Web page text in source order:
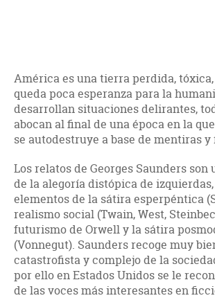
América es una tierra perdida, tóxica,
queda poca esperanza para la
desarrollan situaciones delirantes,
abocan al final de una época en la
se autodestruye a base de mentiras y
Los relatos de Georges Saunders
de la alegoría distópica de
elementos de la sátira esperpéntica
realismo social (Twain, West,
futurismo de Orwell y la sátira
(Vonnegut). Saunders recoge muy
catastrofista y complejo de la
por ello en Estados Unidos se le
de las voces más interesantes en